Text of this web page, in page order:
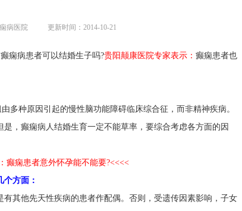
病医院 更新时间：2014-10-21
痫病患者可以结婚生子吗?贵阳颠康医院专家表示： 癫痫患者也
多种原因引起的慢性脑功能障碍临床综合征，而非精神疾病。
，癫痫病人结婚生育一定不能草率，要综合考虑各方面的因
癫痫患者意外怀孕能不能要?<<<<
方面：
其他先天性疾病的患者作配偶。否则，受遗传因素影响，子女